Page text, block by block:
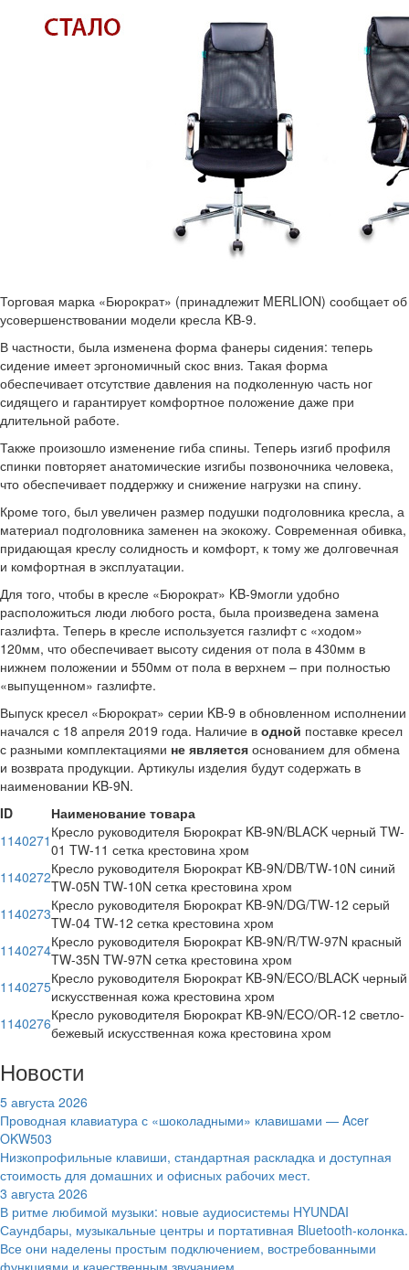
Торговая марка «Бюрократ» (принадлежит MERLION) сообщает об
усовершенствовании модели кресла KB-9.
В частности, была изменена форма фанеры сидения: теперь
сидение имеет эргономичный скос вниз. Такая форма
обеспечивает отсутствие давления на подколенную часть ног
сидящего и гарантирует комфортное положение даже при
длительной работе.
Также произошло изменение гиба спины. Теперь изгиб профиля
спинки повторяет анатомические изгибы позвоночника человека,
что обеспечивает поддержку и снижение нагрузки на спину.
Кроме того, был увеличен размер подушки подголовника кресла, а
материал подголовника заменен на экокожу. Современная обивка,
придающая креслу солидность и комфорт, к тому же долговечная
и комфортная в эксплуатации.
Для того, чтобы в кресле «Бюрократ» KB-9могли удобно
расположиться люди любого роста, была произведена замена
газлифта. Теперь в кресле используется газлифт с «ходом»
120мм, что обеспечивает высоту сидения от пола в 430мм в
нижнем положении и 550мм от пола в верхнем – при полностью
«выпущенном» газлифте.
Выпуск кресел «Бюрократ» серии KB-9 в обновленном исполнении
начался с 18 апреля 2019 года. Наличие в одной поставке кресел
с разными комплектациями не является основанием для обмена
и возврата продукции. Артикулы изделия будут содержать в
наименовании KB-9N.
ID
Наименование товара
1140271 Кресло руководителя Бюрократ KB-9N/BLACK черный TW-
01 TW-11 сетка крестовина хром
1140272Кресло руководителя Бюрократ KB-9N/DB/TW-10N синий
TW-05N TW-10N сетка крестовина хром
1140273Кресло руководителя Бюрократ KB-9N/DG/TW-12 серый
TW-04 TW-12 сетка крестовина хром
1140274Кресло руководителя Бюрократ KB-9N/R/TW-97N красный
TW-35N TW-97N сетка крестовина хром
1140275Кресло руководителя Бюрократ KB-9N/ECO/BLACK черный
искусственная кожа крестовина хром
1140276Кресло руководителя Бюрократ KB-9N/ECO/OR-12 светло-
бежевый искусственная кожа крестовина хром
Новости
5 августа 2026
Проводная клавиатура с «шоколадными» клавишами — Acer
OKW503
Низкопрофильные клавиши, стандартная раскладка и доступная
стоимость для домашних и офисных рабочих мест.
3 августа 2026
В ритме любимой музыки: новые аудиосистемы HYUNDAI
Саундбары, музыкальные центры и портативная Bluetooth-колонка.
Все они наделены простым подключением, востребованными
функциями и качественным звучанием.